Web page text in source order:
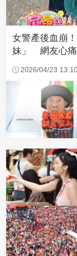
女警產後血崩
妹」 網友心痛
2026/04/23